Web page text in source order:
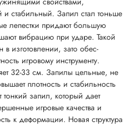
стабильный. Запил стал тоньше
лепестки придают большую
вибрацию при ударе. Такой
изготовлении, зато обес-
игровому инструменту.
32-33 см. Запилы цельные, не
плотность и стабильность
тонкий запил, который дает
игровые качества и
к деформации. Новая структура